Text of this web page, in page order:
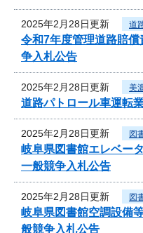
2025年2月28日更新 道
令和7年度管理道路賠
争入札公告
2025年2月28日更新 美
道路パトロール車運転
2025年2月28日更新 図
岐阜県図書館エレベー
一般競争入札公告
2025年2月28日更新 図
岐阜県図書館空調設備
般競争入札公告